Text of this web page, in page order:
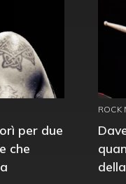
per due
che
ROCK